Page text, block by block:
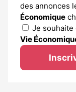
des annonces
Économique
Je souhaite
Vie